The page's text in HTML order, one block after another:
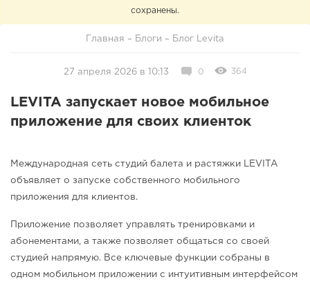
сохранены.
Главная – Блоги – Блог Levita
27 апреля 2026 в 10:13 0 364
LEVITA запускает новое мобильное
приложение для своих клиенток
Международная сеть студий балета и растяжки LEVITA
объявляет о запуске собственного мобильного
приложения для клиентов.
Приложение позволяет управлять тренировками и
абонементами, а также позволяет общаться со своей
студией напрямую. Все ключевые функции собраны в
одном мобильном приложении с интуитивным интерфейсом